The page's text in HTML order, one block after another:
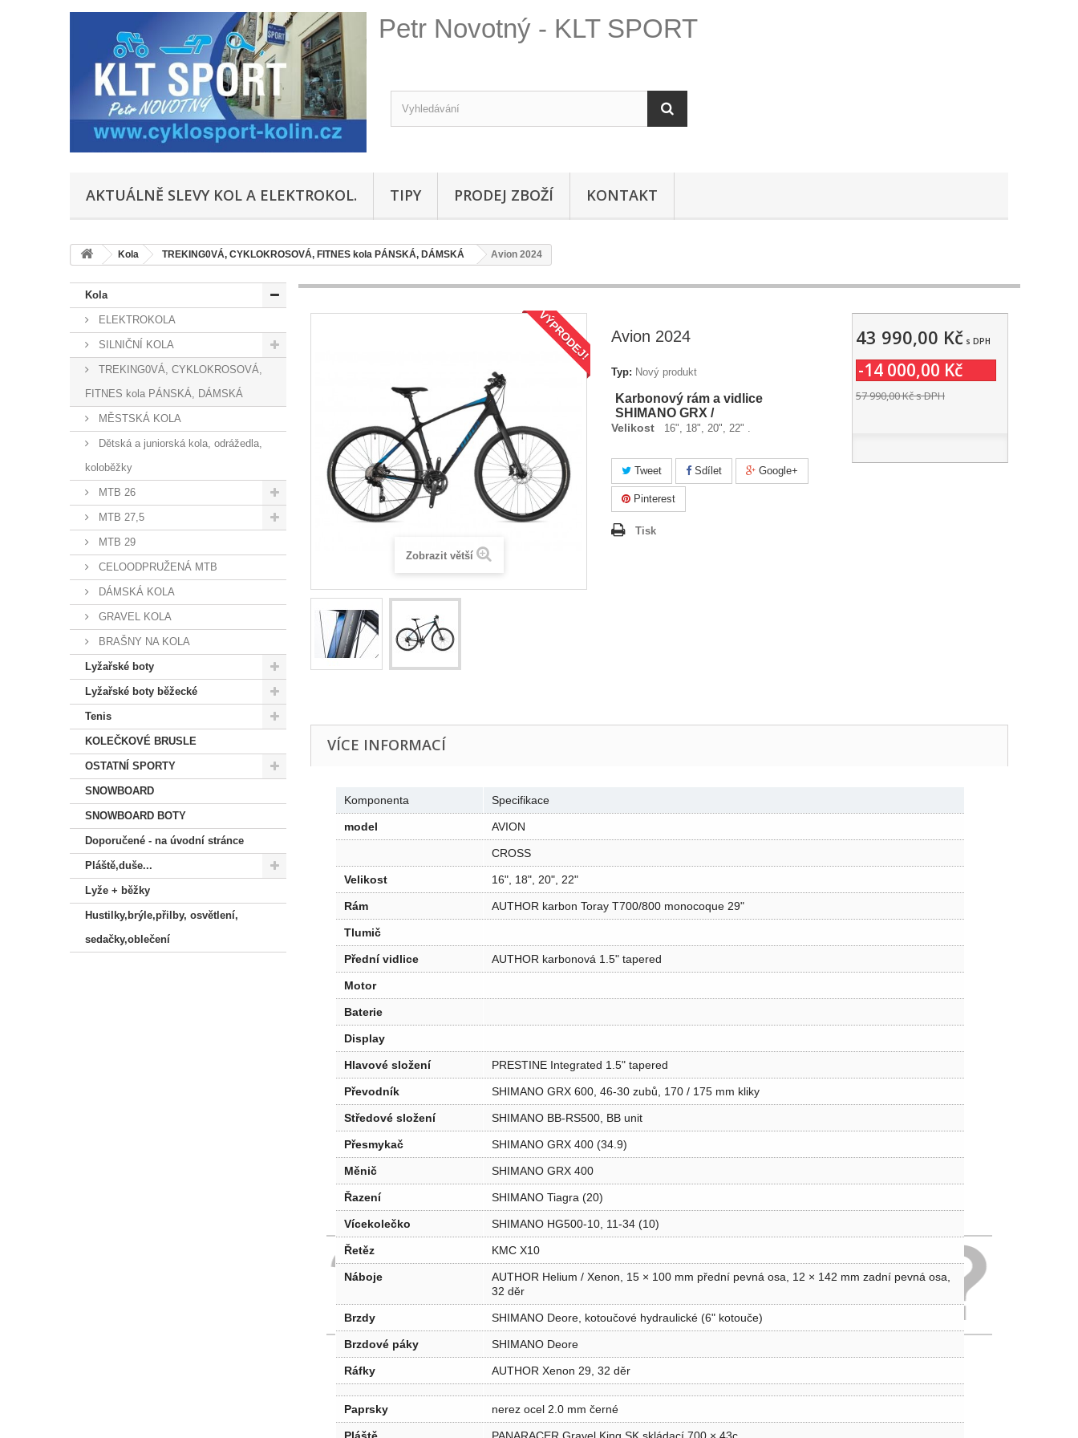
Petr Novotný - KLT SPORT
AKTUÁLNĚ SLEVY KOL A ELEKTROKOL. TIPY PRODEJ ZBOŽÍ KONTAKT
Kola TREKING0VÁ, CYKLOKROSOVÁ, FITNES kola PÁNSKÁ, DÁMSKÁ Avion 2024
Kola
ELEKTROKOLA
SILNIČNÍ KOLA
TREKING0VÁ, CYKLOKROSOVÁ,
FITNES kola PÁNSKÁ, DÁMSKÁ
MĚSTSKÁ KOLA
Dětská a juniorská kola, odrážedla,
koloběžky
MTB 26
MTB 27,5
MTB 29
CELOODPRUŽENÁ MTB
DÁMSKÁ KOLA
GRAVEL KOLA
BRAŠNY NA KOLA
Lyžařské boty
Lyžařské boty běžecké
Tenis
KOLEČKOVÉ BRUSLE
OSTATNÍ SPORTY
SNOWBOARD
SNOWBOARD BOTY
Doporučené - na úvodní stránce
Pláště,duše...
Lyže + běžky
Hustilky,brýle,přilby, osvětlení,
sedačky,oblečení
VÝPRODEJ!
Zobrazit větší
Avion 2024
Typ: Nový produkt
Karbonový rám a vidlice
SHIMANO GRX /
Velikost 16", 18", 20", 22" .
Tweet Sdílet Google+
Pinterest
Tisk
43 990,00 Kč s DPH
-14 000,00 Kč
57 990,00 Kčs DPH
VÍCE INFORMACÍ
Komponenta Specifikace
model AVION
CROSS
Velikost 16", 18", 20", 22"
Rám AUTHOR karbon Toray T700/800 monocoque 29"
Tlumič
Přední vidlice AUTHOR karbonová 1.5" tapered
Motor
Baterie
Display
Hlavové složení PRESTINE Integrated 1.5" tapered
Převodník SHIMANO GRX 600, 46-30 zubů, 170 / 175 mm kliky
Středové složení SHIMANO BB-RS500, BB unit
Přesmykač SHIMANO GRX 400 (34.9)
Měnič SHIMANO GRX 400
Řazení SHIMANO Tiagra (20)
Vícekolečko SHIMANO HG500-10, 11-34 (10)
Řetěz KMC X10
Náboje
AUTHOR Helium / Xenon, 15 × 100 mm přední pevná osa, 12 × 142 mm zadní pevná osa,
32 děr
Brzdy SHIMANO Deore, kotoučové hydraulické (6" kotouče)
Brzdové páky SHIMANO Deore
Ráfky AUTHOR Xenon 29, 32 děr
Paprsky nerez ocel 2.0 mm černé
Pláště PANARACER Gravel King SK skládací 700 × 43c